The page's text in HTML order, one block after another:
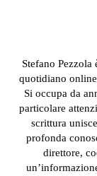
Stefano
quotidiano
Si occupa da
particolare
scrittura
profonda
direttore,